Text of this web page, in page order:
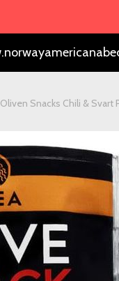
Snacks Chili & Svart